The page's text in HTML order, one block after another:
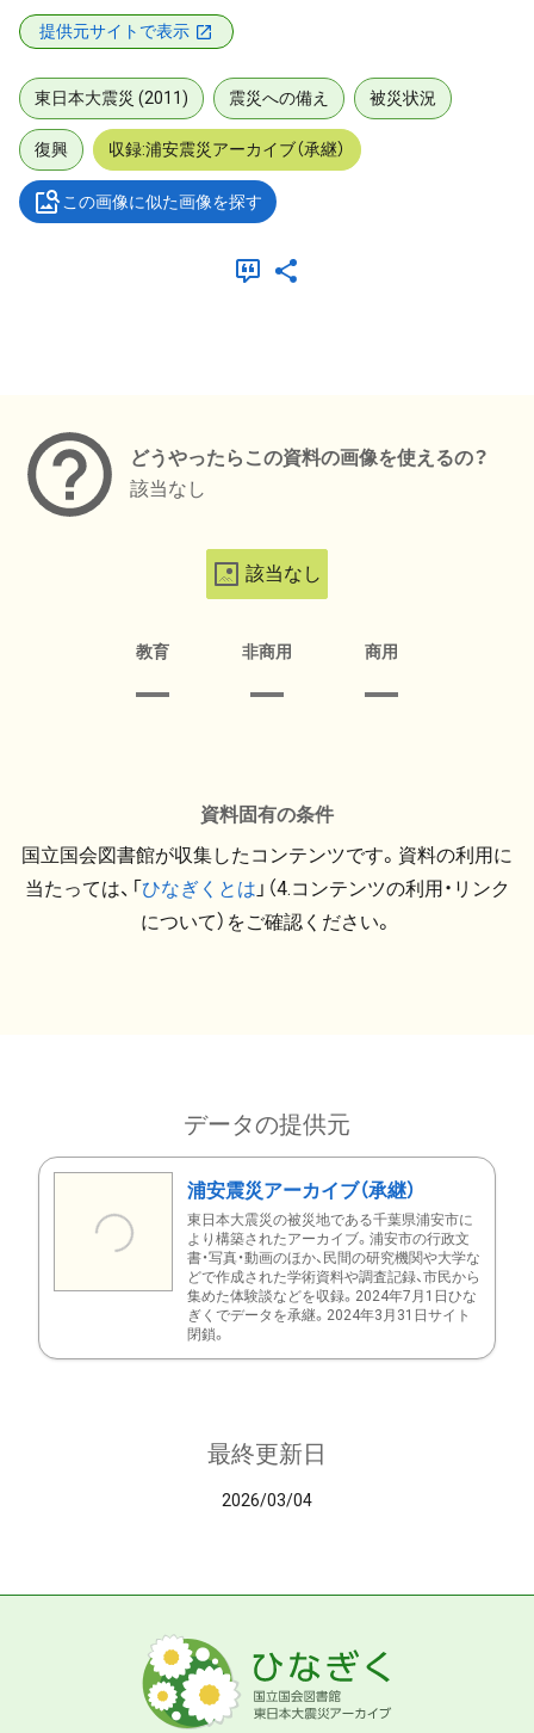
提供元サイトで表示
東日本大震災 (2011) 震災への備え 被災状況
復興 収録:浦安震災アーカイブ（承継）
この画像に似た画像を探す
どうやったらこの資料の画像を使えるの？
該当なし
該当なし
教育 非商用 商用
資料固有の条件
国立国会図書館が収集したコンテンツです。資料の利用に
当たっては、「ひなぎくとは 」（4.コンテンツの利用・リンク
について）をご確認ください。
データの提供元
浦安震災アーカイブ（承継）
東日本大震災の被災地である千葉県浦安市に
より構築されたアーカイブ。浦安市の行政文
書・写真・動画のほか、民間の研究機関や大学な
どで作成された学術資料や調査記録、市民から
集めた体験談などを収録。2024年7月1日ひな
ぎくでデータを承継。2024年3月31日サイト
閉鎖。
最終更新日
2026/03/04